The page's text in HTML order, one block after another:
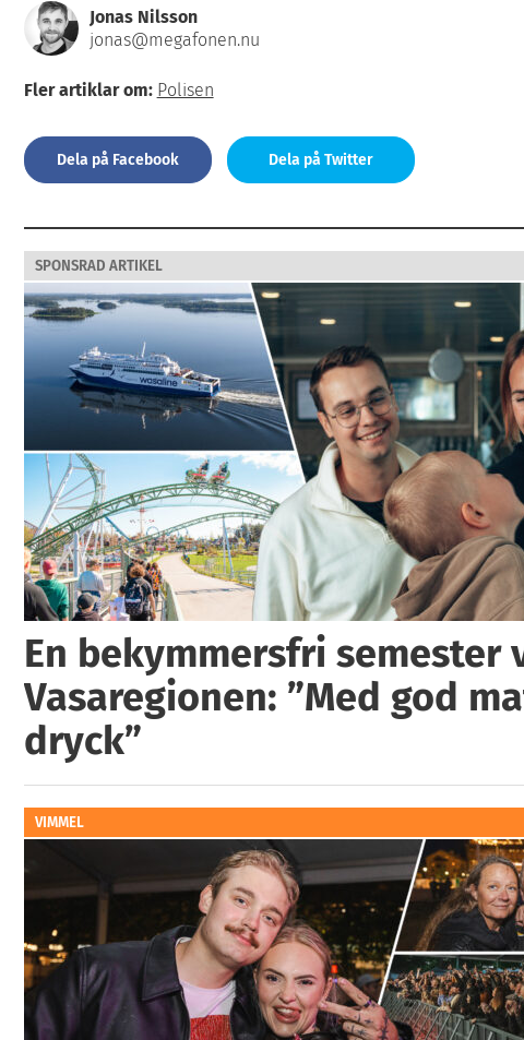
Jonas Nilsson
jonas@megafonen.nu
Fler artiklar om: Polisen
Dela på Facebook Dela på Twitter
SPONSRAD ARTIKEL
En bekymmersfri semester
Vasaregionen: ”Med god
dryck”
VIMMEL